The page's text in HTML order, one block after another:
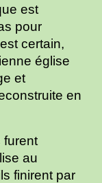
est
pour
certain,
église
et
en
furent
au
finirent par